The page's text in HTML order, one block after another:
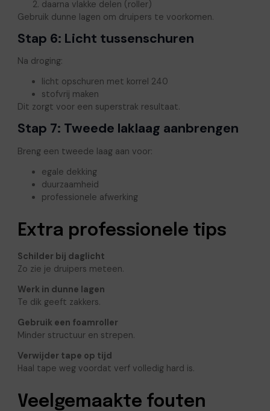
daarna vlakke delen (roller)
Gebruik dunne lagen om druipers te voorkomen.
Stap 6: Licht tussenschuren
Na droging:
licht opschuren met korrel 240
stofvrij maken
Dit zorgt voor een superstrak resultaat.
Stap 7: Tweede laklaag aanbrengen
Breng een tweede laag aan voor:
egale dekking
duurzaamheid
professionele afwerking
Extra professionele tips
Schilder bij daglicht
Zo zie je druipers meteen.
Werk in dunne lagen
Te dik geeft zakkers.
Gebruik een foamroller
Minder structuur en strepen.
Verwijder tape op tijd
Haal tape weg voordat verf volledig hard is.
Veelgemaakte fouten